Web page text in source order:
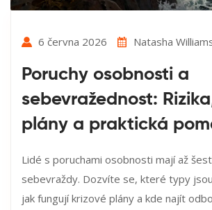
6 června 2026 Natasha
Poruchy osobnosti a
sebevražednost:
plány a praktická
Lidé s poruchami osobnosti mají až
sebevraždy. Dozvíte se, které typy
jak fungují krizové plány a kde najít